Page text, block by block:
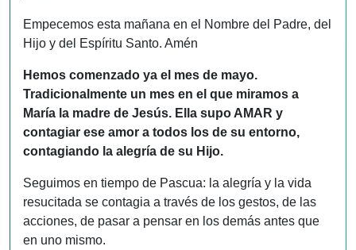
Empecemos esta mañana en el Nombre del Padre, del
Hijo y del Espíritu Santo. Amén
Hemos comenzado ya el mes de mayo.
Tradicionalmente un mes en el que miramos a
María la madre de Jesús. Ella supo AMAR y
contagiar ese amor a todos los de su entorno,
contagiando la alegría de su Hijo.
Seguimos en tiempo de Pascua: la alegría y la vida
resucitada se contagia a través de los gestos, de las
acciones, de pasar a pensar en los demás antes que
en uno mismo.